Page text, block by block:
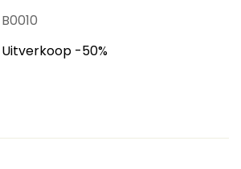
B0010
Uitverkoop -50%